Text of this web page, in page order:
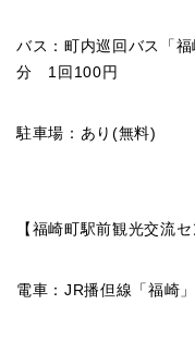
バス：町内巡回バス「
分 1回100円
駐車場：あり(無料)
【福崎町駅前観光交流
電車：JR播但線「福崎